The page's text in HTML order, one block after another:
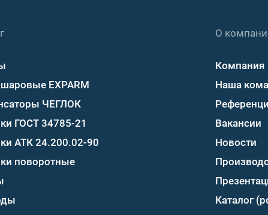
EXPARM
ЧЕГЛОК
ГОСТ 34785-21
АТК 24.200.02-90
поворотные
О
Компания
Наша
Вакансии
Новости
Каталог